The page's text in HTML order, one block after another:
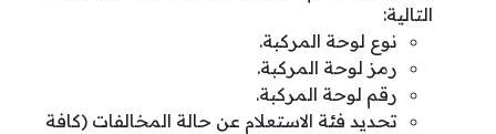
التالية:
نوع لوحة المركبة.
رمز لوحة المركبة.
رقم لوحة المركبة.
تحديد فئة الاستعلام عن حالة المخالفات (كافة